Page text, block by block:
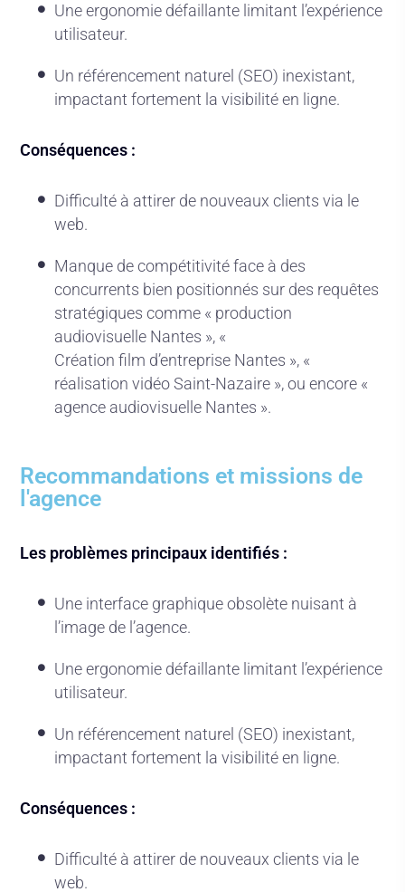
Une ergonomie défaillante limitant l’expérience
utilisateur.
Un référencement naturel (SEO) inexistant,
impactant fortement la visibilité en ligne.
Conséquences :
Difficulté à attirer de nouveaux clients via le
web.
Manque de compétitivité face à des
concurrents bien positionnés sur des requêtes
stratégiques comme « production
audiovisuelle Nantes », «
Création film d’entreprise Nantes », «
réalisation vidéo Saint-Nazaire », ou encore «
agence audiovisuelle Nantes ».
Recommandations et missions de
l'agence
Les problèmes principaux identifiés :
Une interface graphique obsolète nuisant à
l’image de l’agence.
Une ergonomie défaillante limitant l’expérience
utilisateur.
Un référencement naturel (SEO) inexistant,
impactant fortement la visibilité en ligne.
Conséquences :
Difficulté à attirer de nouveaux clients via le
web.